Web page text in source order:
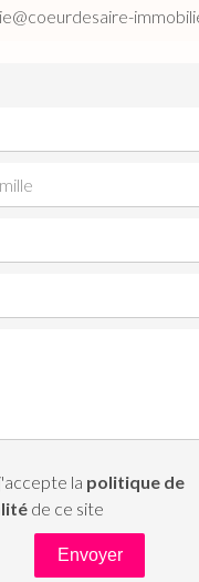
la politique de
de ce site
Envoyer